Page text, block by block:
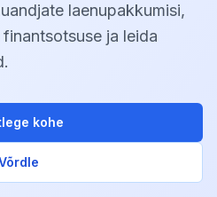
laenupakkumisi,
ja leida
kohe